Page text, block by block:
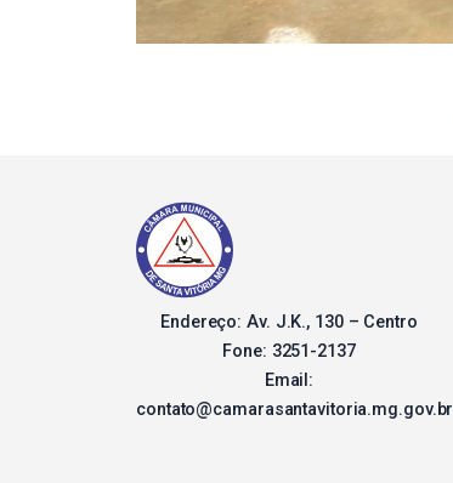
Endereço: Av. J.K., 130 – Centro
Fone: 3251-2137
Email:
contato@camarasantavitoria.mg.gov.br